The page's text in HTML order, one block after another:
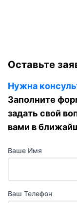
Оставьте
Нужна
Заполните
задать свой
вами в
Ваше Имя
Ваш Телефон